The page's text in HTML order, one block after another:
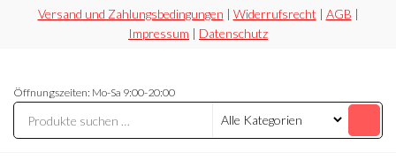
Versand und Zahlungsbedingungen | Widerrufsrecht | AGB |
Impressum | Datenschutz
Securesoft
Shop
statt
riskieren
Öffnungszeiten: Mo-Sa 9:00-20:00